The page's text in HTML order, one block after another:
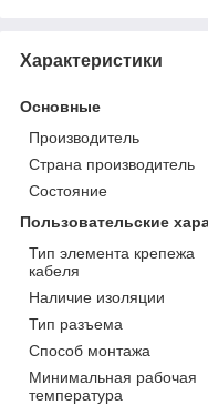
Характеристики
Основные
Производитель
Страна производитель
Состояние
Пользовательские
Тип элемента крепежа
кабеля
Наличие изоляции
Тип разъема
Способ монтажа
Минимальная рабочая
температура